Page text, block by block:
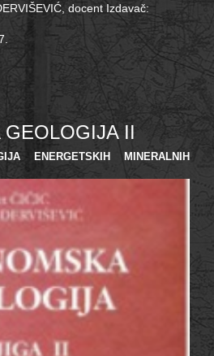
docent Izdavač:
II
ENERGETSKIH MINERALNIH